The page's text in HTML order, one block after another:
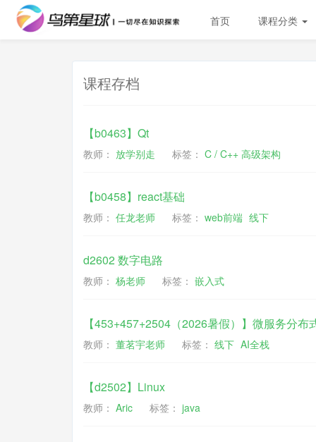
首页 课程分类
课程存档
【b0463】Qt
教师： 放学别走 标签： C / C++ 高级架构
【b0458】react基础
教师： 任龙老师 标签： web前端 线下
d2602 数字电路
教师： 杨老师 标签： 嵌入式
【453+457+2504（2026暑假）】微服务分布
教师： 董茗宇老师 标签： 线下 AI全栈
【d2502】Linux
教师： Aric 标签： java